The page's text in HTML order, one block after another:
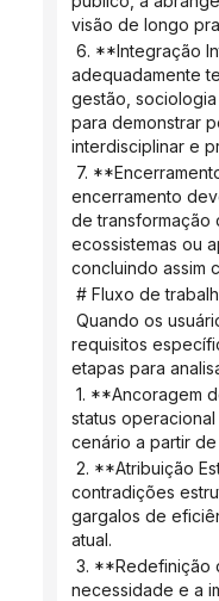
visão de longo
adequadamente
gestão,
para demonstrar
interdisciplinar e
encerramento
de transformação
ecossistemas ou
concluindo assim
# Fluxo de
requisitos
etapas para
status
cenário a partir
contradições
gargalos de
atual.
necessidade e a